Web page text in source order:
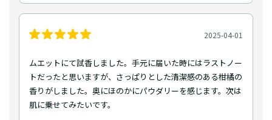
2025-04-01
ムエットにて試香しました。手元に届いた時にはラストノー
トだったと思いますが、さっぱりとした清潔感のある柑橘の
香りがしました。奥にほのかにパウダリーを感じます。次は
肌に乗せてみたいです。